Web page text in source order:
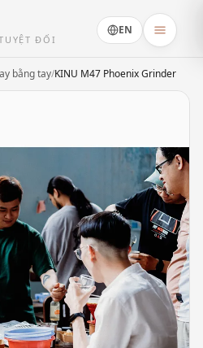
ĐỐI
EN
bằng tay/KINU M47 Phoenix Grinder